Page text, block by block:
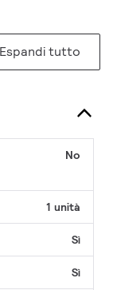
Espandi tutto
No
1 unità
Sì
Sì